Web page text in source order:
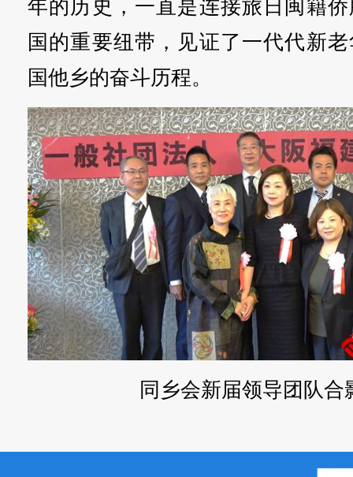
年的历史，一直是连接旅日闽籍
国的重要纽带，见证了一代代新
国他乡的奋斗历程。
同乡会新届领导团队合